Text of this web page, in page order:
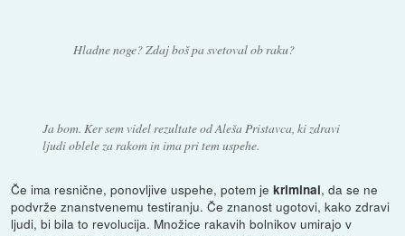
Hladne noge? Zdaj boš pa svetoval ob raku?
Ja bom. Ker sem videl rezultate od Aleša Pristavca, ki zdravi
ljudi oblele za rakom in ima pri tem uspehe.
Če ima resnične, ponovljive uspehe, potem jekriminal, da se ne
podvrže znanstvenemu testiranju. Če znanost ugotovi, kako zdravi
ljudi, bi bila to revolucija. Množice rakavih bolnikov umirajo v